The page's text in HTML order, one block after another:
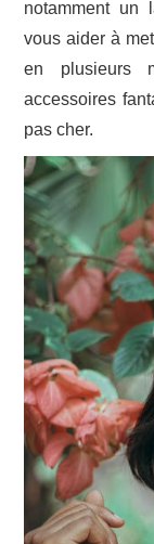
notamment un
vous aider à
en plusieurs
accessoires
pas cher.